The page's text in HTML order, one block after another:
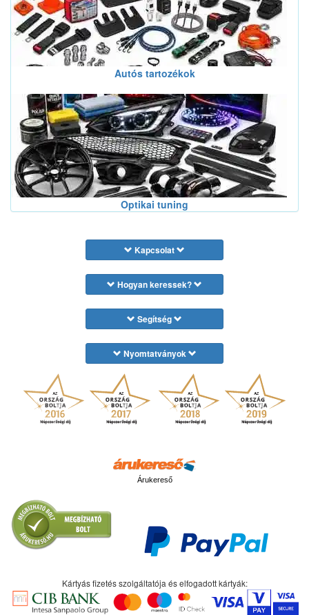
Autós tartozékok
Optikai tuning
Kapcsolat
Hogyan keressek?
Segítség
Nyomtatványok
Árukereső
Kártyás fizetés szolgáltatója és elfogadott kártyák: